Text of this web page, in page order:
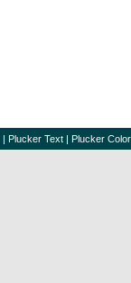
| Plucker Text | Plucker Color